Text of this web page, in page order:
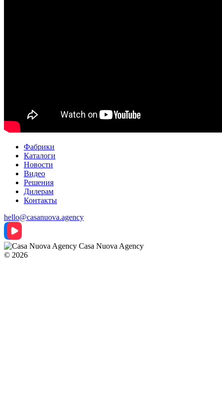
Фабрики
Каталоги
Новости
Видео
Решения
Дилерам
Контакты
hello@casanuova.agency
Casa Nuova Agency
© 2026